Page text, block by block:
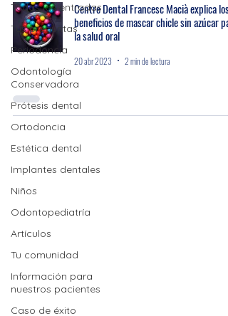
Todas las entradas
Tus preguntas
Periodoncia
Odontología
Conservadora
Prótesis dental
Ortodoncia
Estética dental
Implantes dentales
Niños
Odontopediatría
Artículos
Tu comunidad
Información para
nuestros pacientes
Caso de éxito
Centre Dental Francesc Macià explica los
beneficios de mascar chicle sin azúcar
la salud oral
20 abr 2023 2 min de lectura